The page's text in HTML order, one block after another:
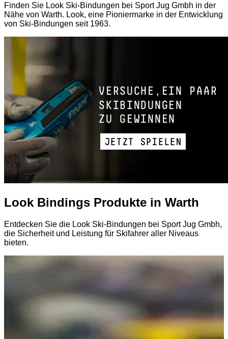
Finden Sie Look Ski-Bindungen bei Sport Jug Gmbh in der
Nähe von Warth. Look, eine Pioniermarke in der Entwicklung
von Ski-Bindungen seit 1963.
Look Bindings Produkte in Warth
Entdecken Sie die Look Ski-Bindungen bei Sport Jug Gmbh,
die Sicherheit und Leistung für Skifahrer aller Niveaus
bieten.